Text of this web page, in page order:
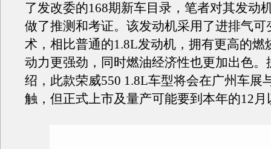
了发改委的168期新车目录，笔者对其发动
做了推测和考证。该发动机采用了进排气可
术，相比普通的1.8L发动机，拥有更高的燃
动力更强劲，同时燃油经济性也更加出色。
绍，此款荣威550 1.8L车型将会在广州车展
触，但正式上市及量产可能要到本年的12月